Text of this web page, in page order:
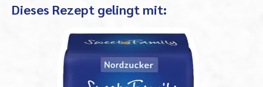
Dieses Rezept gelingt mit: